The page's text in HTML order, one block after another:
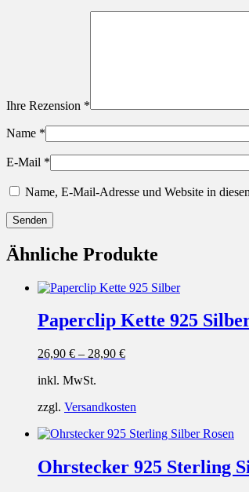
Ihre Rezension *
Name *
E-Mail *
Name, E-Mail-Adresse und Website in
Ähnliche Produkte
Paperclip Kette 925
26,90 € – 28,90 €
inkl. MwSt.
zzgl. Versandkosten
Ohrstecker 925 Sterling